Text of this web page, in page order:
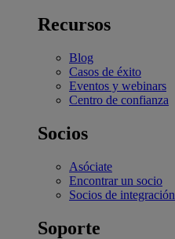
Recursos
Blog
Casos de éxito
Eventos y webinars
Centro de confianza
Socios
Asóciate
Encontrar un socio
Socios de integración
Soporte